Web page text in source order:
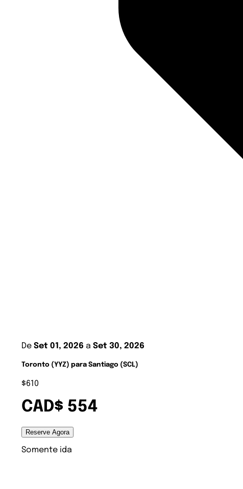
De Set 01, 2026 a Set 30, 2026
Toronto (YYZ) para Santiago (SCL)
$610
CAD$ 554
Reserve Agora
Somente ida